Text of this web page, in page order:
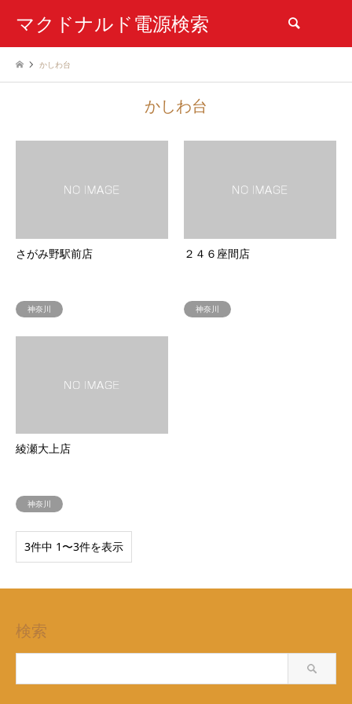
マクドナルド電源検索
かしわ台
かしわ台
さがみ野駅前店
神奈川
２４６座間店
神奈川
綾瀬大上店
神奈川
3件中 1〜3件を表示
検索